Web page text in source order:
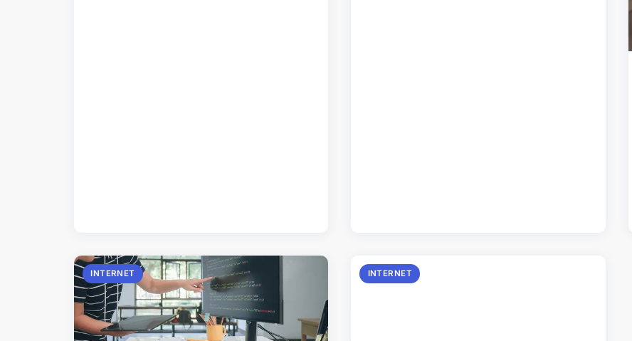
INTERNET INTERNET